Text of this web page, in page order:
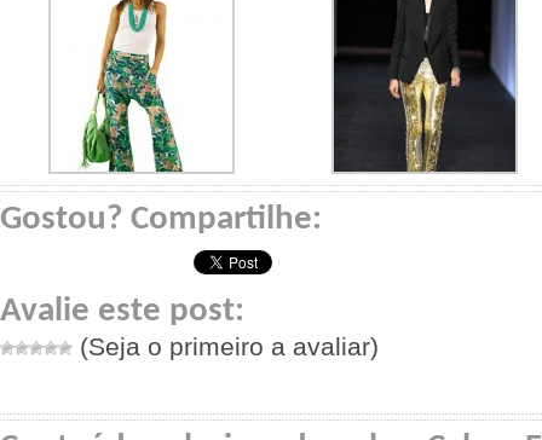
Gostou? Compartilhe:
Avalie este post:
(Seja o primeiro a avaliar)